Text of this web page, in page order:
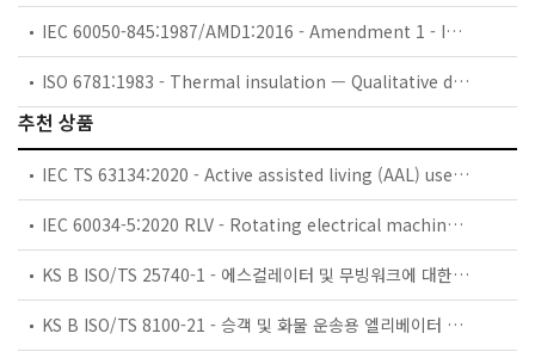
IEC 60050-845:1987/AMD1:2016 - Amendment 1 - International Electrotechnical Vocabulary (IEV) - Part 845: Lighting
ISO 6781:1983 - Thermal insulation — Qualitative detection of thermal irregularities in building envelopes — Infrared method
추천 상품
IEC TS 63134:2020 - Active assisted living (AAL) use cases
IEC 60034-5:2020 RLV - Rotating electrical machines - Part 5: Degrees of protection provided by the integral design of rotating electrical machines (IP code) - Classification
KS B ISO/TS 25740-1 - 에스컬레이터 및 무빙워크에 대한 안전요건 — 제1부: 세계공통 필수 안전요건(GESRs)
KS B ISO/TS 8100-21 - 승객 및 화물 운송용 엘리베이터 —제21부: 세계공통 필수안전요건(GESRs)을 충족하는 세계공통 안전 파라미터(GSPs)